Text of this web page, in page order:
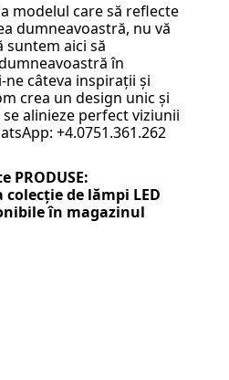
modelul care să reflecte
dumneavoastră, nu vă
aici să
în
câteva inspirații și
crea un design unic și
alinieze perfect viziunii
+4.0751.361.262
PRODUSE:
colecție de lămpi LED
în magazinul